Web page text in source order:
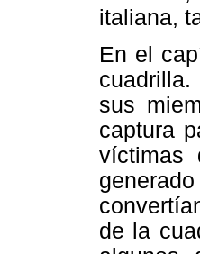
italiana,
En el
cuadrilla.
sus
captura
víctimas
de la